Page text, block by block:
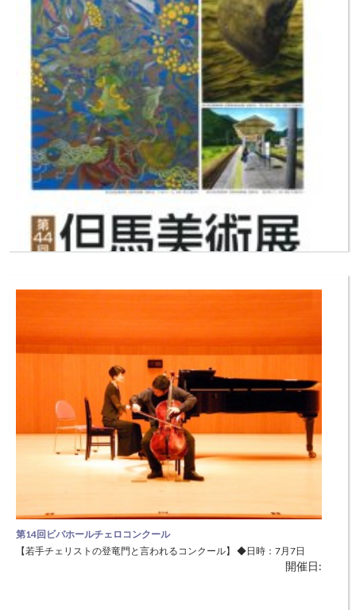
【但馬在住の方々の絵画作品が一堂に集まります】 ◆日時：8月3日
（火）〜10日（火） ◆場所：但馬文教府 ふるさと交流館（豊岡市妙楽
寺41-1） 但馬の芸術・文化の発展と出品者・会員相互の交流を図るた
め、但馬美術展を開催します。 スケジュール 9：00〜17：00 （最終
日のみ 15：00終了） 表彰式 8月10日（火）13
開催日:
第14回ビバホールチェロコンクール
【若手チェリストの登竜門と言われるコンクール】 ◆日時：7月7日
（水）～11日（日） ◆場所：養父市立ビバホール（養父市広谷250）
開催日: